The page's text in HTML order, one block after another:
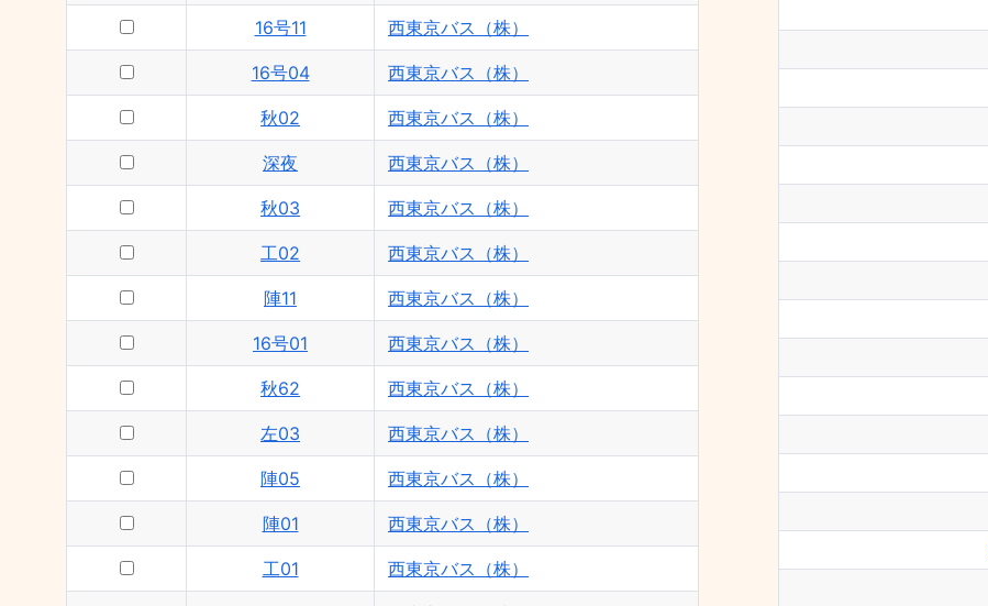
16号11 西東京バス（株）
16号04 西東京バス（株）
秋02 西東京バス（株）
深夜 西東京バス（株）
秋03 西東京バス（株）
工02 西東京バス（株）
陣11 西東京バス（株）
16号01 西東京バス（株）
秋62 西東京バス（株）
左03 西東京バス（株）
陣05 西東京バス（株）
陣01 西東京バス（株）
工01 西東京バス（株）